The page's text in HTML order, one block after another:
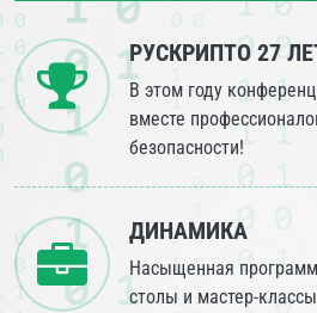
РУСКРИПТО 27
В этом году
вместе
безопасности!
ДИНАМИКА
Насыщенная
столы и мастер-